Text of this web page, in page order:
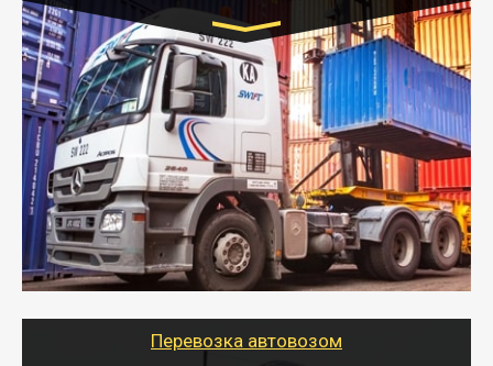
Цена за км. Рассчитывается
индивидуально
- Контейнерные грузоперевозки на специальном
оборудованном транспорте быстро, качественно и
безопасно.
- Наша транспортная компания поможет
организовать доставку в порт и из порта
стандартных контейнеров на контейнеровозе,
шаландах и площадках (открытых кузовах),
используя надежные крепления.
Перевозка автовозом